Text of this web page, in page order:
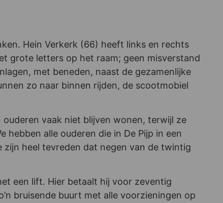
Hein Verkerk (66) heeft links en rechts
grote letters op het raam; geen misverstand
met beneden, naast de gezamenlijke
zo naar binnen rijden, de scootmobiel
vaak niet blijven wonen, terwijl ze
alle ouderen die in De Pijp in een
zijn heel tevreden dat negen van de twintig
een lift. Hier betaalt hij voor zeventig
bruisende buurt met alle voorzieningen op